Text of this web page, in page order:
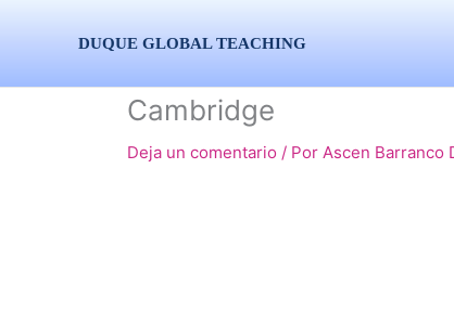
DUQUE GLOBAL TEACHING
Cambridge
Deja un comentario / Por Ascen Barranco